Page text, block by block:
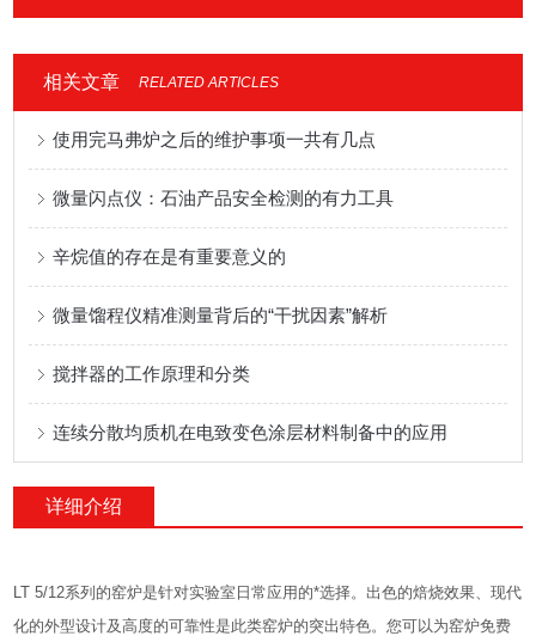
相关文章 RELATED ARTICLES
使用完马弗炉之后的维护事项一共有几点
微量闪点仪：石油产品安全检测的有力工具
辛烷值的存在是有重要意义的
微量馏程仪精准测量背后的“干扰因素”解析
搅拌器的工作原理和分类
连续分散均质机在电致变色涂层材料制备中的应用
详细介绍
LT 5/12系列的窑炉是针对实验室日常应用的*选择。出色的焙烧效果、现代
化的外型设计及高度的可靠性是此类窑炉的突出特色。您可以为窑炉免费